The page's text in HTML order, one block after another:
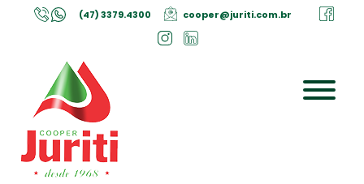
(47) 3379.4300 cooper@juriti.com.br